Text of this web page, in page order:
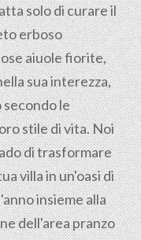
solo di curare il
erboso
aiuole fiorite,
sua interezza,
le
stile di vita. Noi
di trasformare
villa in un'oasi di
insieme alla
dell'area pranzo